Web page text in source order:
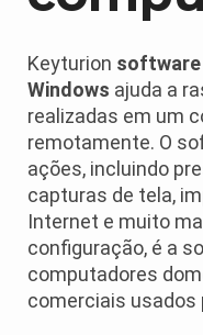
Keyturion software
Windows ajuda a
realizadas em um
remotamente. O
ações, incluindo
capturas de tela,
Internet e muito
configuração, é a
computadores
comerciais usados